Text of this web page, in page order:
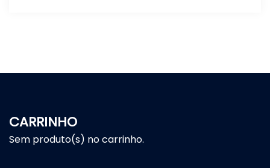
CARRINHO
Sem produto(s) no carrinho.